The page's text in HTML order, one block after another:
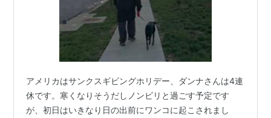
アメリカはサンクスギビングホリデー、ダンナさんは4連
休です。寒くなりそうだしノンビリと過ごす予定です
が、初日はいきなり日の出前にワンコに起こされまし